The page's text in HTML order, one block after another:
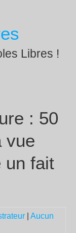
Libres !
: 50
vue
un fait
Aucun